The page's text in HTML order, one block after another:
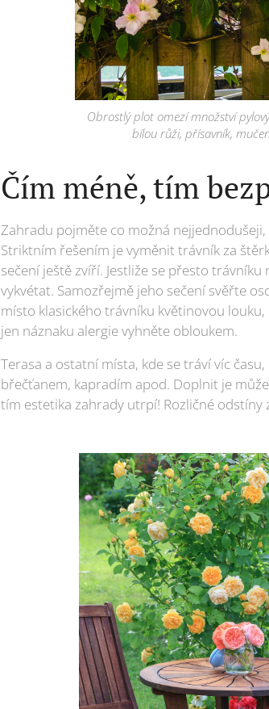
Obrostlý plot omezí množství
bílou růži, přísavník,
Čím méně, tím
Zahradu pojměte co možná
Striktním řešením je vyměnit trávník za
sečení ještě zvíří. Jestliže se přesto
vykvétat. Samozřejmě jeho sečení svěřte
místo klasického trávníku květinovou
jen náznaku alergie vyhněte obloukem.
Terasa a ostatní místa, kde se tráví víc
břečťanem, kapradím apod. Doplnit je
tím estetika zahrady utrpí! Rozličné